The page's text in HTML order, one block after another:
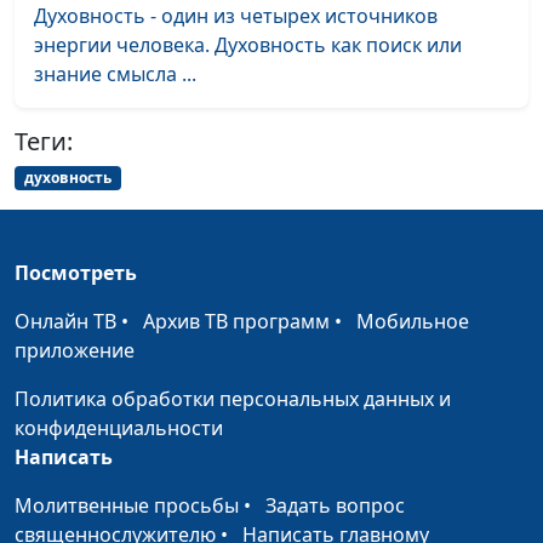
христианская певица,
почетный волонтёр,
Наши деньги и наша
вера
священнослужитель,
Библия о деньгах
Вадим Трусюк, Дмитрий
доктор практической
успеха
Вениамин Дашкевич,
Духовность - один из четырех источников
энергии человека. Духовность как поиск или
знание смысла ...
Теги:
духовность
Посмотреть
Онлайн ТВ • Архив ТВ программ • Мобильное
приложение
Политика обработки персональных данных и
конфиденциальности
Написать
Молитвенные просьбы • Задать вопрос
священнослужителю • Написать главному